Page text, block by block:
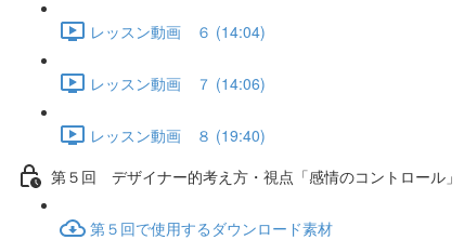
レッスン動画 ６ (14:04)
レッスン動画 ７ (14:06)
レッスン動画 ８ (19:40)
第５回 デザイナー的考え方・視点「感情のコントロール」
第５回で使用するダウンロード素材